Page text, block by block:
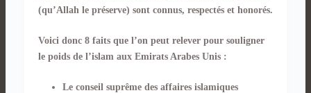
(qu’Allah le préserve) sont connus, respectés et honorés.
Voici donc 8 faits que l’on peut relever pour souligner
le poids de l’islam aux Emirats Arabes Unis :
Le conseil suprême des affaires islamiques